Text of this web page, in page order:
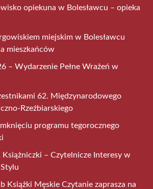
opiekuna w Bolesławcu – opieka
miejskim w Bolesławcu
mieszkańców
– Wydarzenie Pełne Wrażeń w
62. Międzynarodowego
Rzeźbiarskiego
programu tegorocznego
– Czytelnicze Interesy w
Książki Męskie Czytanie zaprasza na